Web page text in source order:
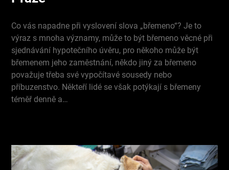
Co vás napadne při vyslovení slova „břemeno“? Je to
výraz s mnoha významy, může to být břemeno věcné při
sjednávání hypotečního úvěru, pro někoho může být
břemenem jeho zaměstnání, někdo jiný za břemeno
považuje třeba své vypočítavé sousedy nebo
příbuzenstvo. Někteří lidé se však potýkají s břemeny
téměř denně a…